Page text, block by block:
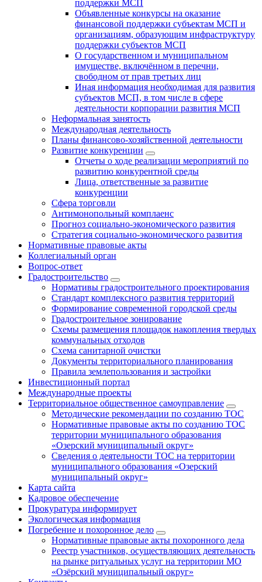
поддержки МСП
Объявленные конкурсы на оказание
финансовой поддержки субъектам МСП и
организациям, образующим инфраструктуру
поддержки субъектов МСП
О государственном и муниципальном
имуществе, включённом в перечни,
свободном от прав третьих лиц
Иная информация необходимая для развития
субъектов МСП, в том числе в сфере
деятельности корпорации развития МСП
Неформальная занятость
Международная деятельность
Планы финансово-хозяйственной деятельности
Развитие конкуренции
Отчеты о ходе реализации мероприятий по
развитию конкурентной среды
Лица, ответственные за развитие
конкуренции
Сфера торговли
Антимонопольный комплаенс
Прогноз социально-экономического развития
Стратегия социально-экономического развития
Нормативные правовые акты
Коллегиальный орган
Вопрос-ответ
Градостроительство
Нормативы градостроительного проектирования
Стандарт комплексного развития территорий
Формирование современной городской среды
Градостроительное зонирование
Схемы размещения площадок накопления твердых
коммунальных отходов
Схема санитарной очистки
Документы территориального планирования
Правила землепользования и застройки
Инвестиционный портал
Международные проекты
Территориальное общественное самоуправление
Методические рекомендации по созданию ТОС
Нормативные правовые акты по созданию ТОС
территории муниципального образования
«Озерский муниципальный округ»
Сведения о деятельности ТОС на территории
муниципального образования «Озерский
муниципальный округ»
Карта сайта
Кадровое обеспечение
Прокуратура информирует
Экологическая информация
Погребение и похоронное дело
Нормативные правовые акты похоронного дела
Реестр участников, осуществляющих деятельность
на рынке ритуальных услуг на территории МО
«Озёрский муниципальный округ»